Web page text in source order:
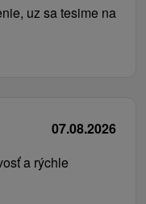
uz sa tesime na
07.08.2026
a rýchle